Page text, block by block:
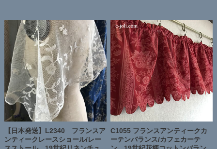
【日本発送】L2340 フランスア
ンティークレースショール/レー
C1055 フランスアンティークカ
ーテンバランス/カフェカーテ